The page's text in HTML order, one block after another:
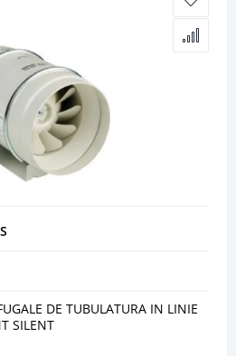
DE TUBULATURA IN LINIE
SILENT